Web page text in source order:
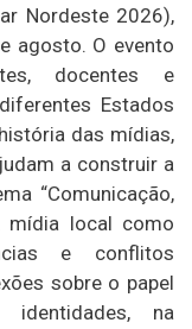
Nordeste 2026),
agosto. O evento
docentes e
Estados
das mídias,
a construir a
“Comunicação,
mídia local como
e conflitos
sobre o papel
na